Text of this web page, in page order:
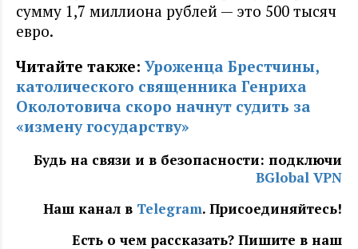
сумму 1,7 миллиона рублей — это 500 тысяч
евро.
Читайте также: Уроженца Брестчины,
католического священника Генриха
Околотовича скоро начнут судить за
«измену государству»
Будь на связи и в безопасности: подключи
BGlobal VPN
Наш канал в Telegram. Присоединяйтесь!
Есть о чем рассказать? Пишите в наш